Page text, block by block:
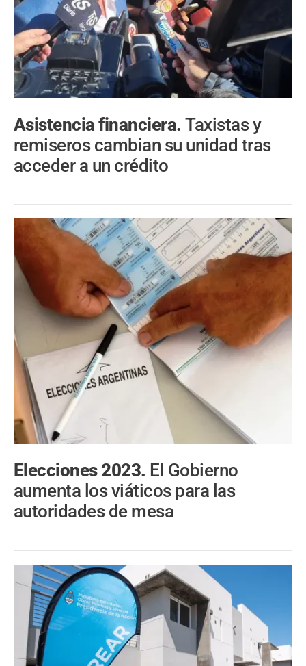
Asistencia financiera.Taxistas y
remiseros cambian su unidad tras
acceder a un crédito
Elecciones 2023. El Gobierno
aumenta los viáticos para las
autoridades de mesa